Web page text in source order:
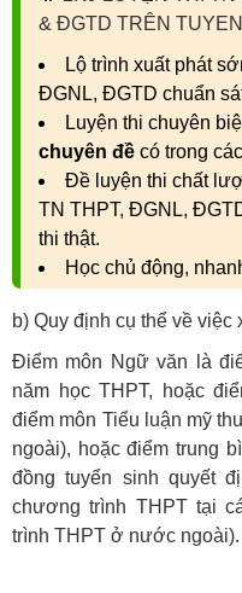
& ĐGTD TRÊN
Lộ trình xuất phát
ĐGNL, ĐGTD chuẩn
Luyện thi chuyên
chuyên đề có trong
Đề luyện thi chất
TN THPT, ĐGNL,
thi thật.
Học chủ động,
b) Quy định cụ thể về việc
Điểm môn Ngữ văn là
năm học THPT, hoặc
điểm môn Tiểu luận mỹ
ngoài), hoặc điểm trung
đồng tuyển sinh quyết
chương trình THPT tại
trình THPT ở nước ngoài).